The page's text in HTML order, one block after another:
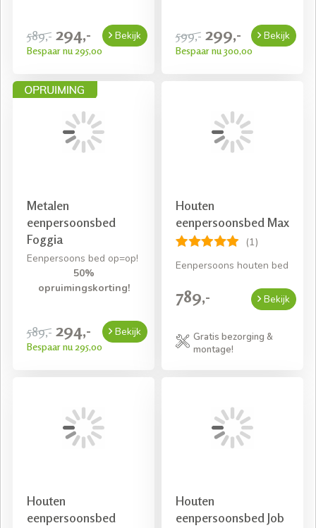
589,- 294,-
Bespaar nu 295,00
Bekijk 599,- 299,-
Bespaar nu 300,00
Bekijk
Metalen
eenpersoonsbed
Foggia
Eenpersoons bed op=op!
50%
opruimingskorting!
589,- 294,-
Bespaar nu 295,00
Bekijk
Houten
eenpersoonsbed Max
(1)
Eenpersoons houten bed
789,- Bekijk
Gratis bezorging &
montage!
Houten
eenpersoonsbed
Houten
eenpersoonsbed Job